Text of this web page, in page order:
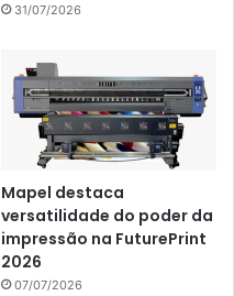
31/07/2026
Mapel destaca
versatilidade do poder da
impressão na FuturePrint
2026
07/07/2026